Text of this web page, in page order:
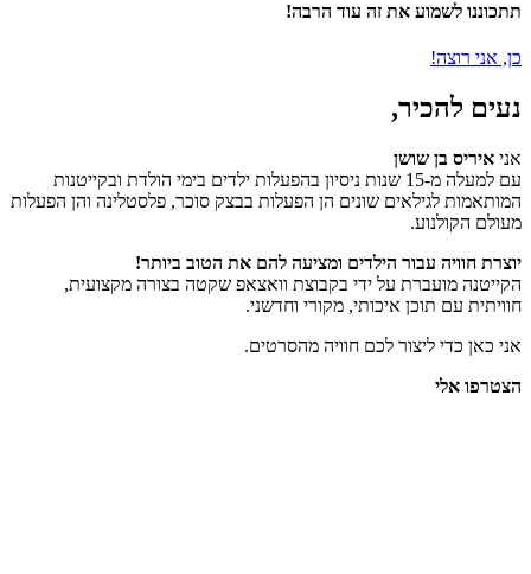
תתכוננו לשמוע את זה עוד הרבה!
כן, אני רוצה!
נעים להכיר,
אני איריס בן שושן
עם למעלה מ-15 שנות ניסיון בהפעלות ילדים בימי הולדת ובקייטנות
המותאמות לגילאים שונים הן הפעלות בבצק סוכר, פלסטלינה והן הפעלות
מעולם הקולנוע.
יוצרת חוויה עבור הילדים ומציעה להם את הטוב ביותר!
הקייטנה מועברת על ידי בקבוצת וואצאפ שקטה בצורה מקצועית,
חוויתית עם תוכן איכותי, מקורי וחדשני.
אני כאן כדי ליצור לכם חוויה מהסרטים.
הצטרפו אלי